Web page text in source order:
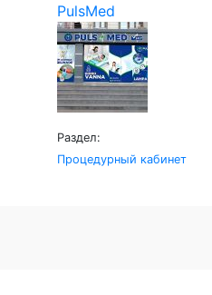
PulsMed
Раздел:
Процедурный кабинет